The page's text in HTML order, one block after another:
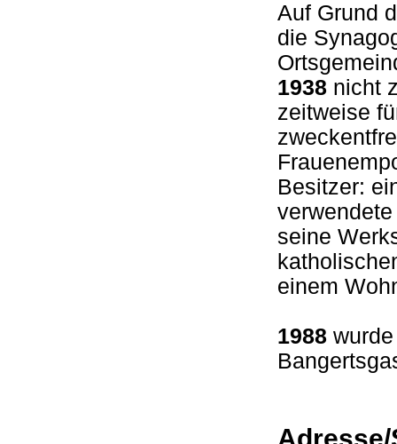
Auf Grund
die
1938 nicht
zeitweise
Besitzer:
seine
einem
1988